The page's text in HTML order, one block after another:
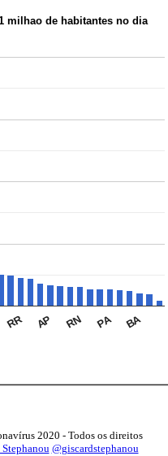
milhao de habitantes no dia
RR AP RN PA BA
2020 - Todos os direitos
Stephanou @giscardstephanou